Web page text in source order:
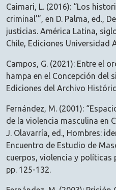
Caimari, L. (2016): “Los
criminal’”, en D. Palma, ed.,
justicias. América Latina,
Chile, Ediciones Universidad
Campos, G. (2021): Entre el
hampa en el Concepción del
Ediciones del Archivo
Fernández, M. (2001):
de la violencia masculina en
J. Olavarría, ed., Hombres:
Encuentro de Estudio de
cuerpos, violencia y políticas
pp. 125-132.